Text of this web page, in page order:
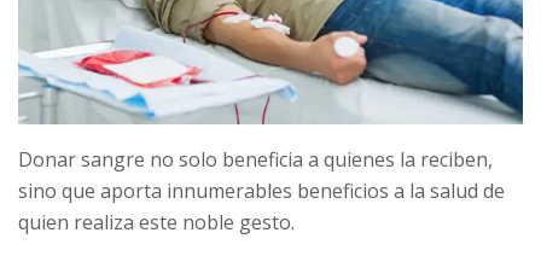
Donar sangre no solo beneficia a quienes la reciben,
sino que aporta innumerables beneficios a la salud de
quien realiza este noble gesto.